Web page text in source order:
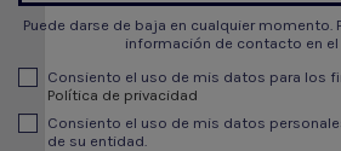
Puede darse de baja en cualquier momento.
información de contacto en el
Consiento el uso de mis datos para los
Política de privacidad
Consiento el uso de mis datos
de su entidad.